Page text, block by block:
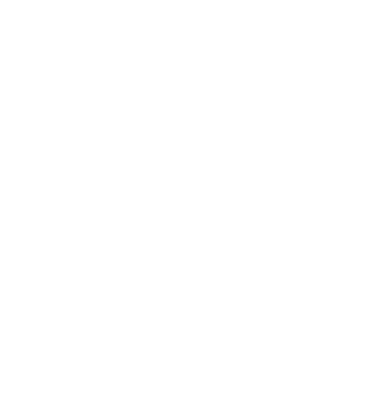
供A級設施—一個宏偉的辦公大廳，專
穿全項目設計，旨在於打造一座兼顧